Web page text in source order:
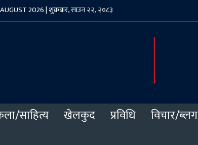
2026 | शुक्रबार, साउन २२, २०८३
साहित्य खेलकुद प्रविधि विचार/ब्लग